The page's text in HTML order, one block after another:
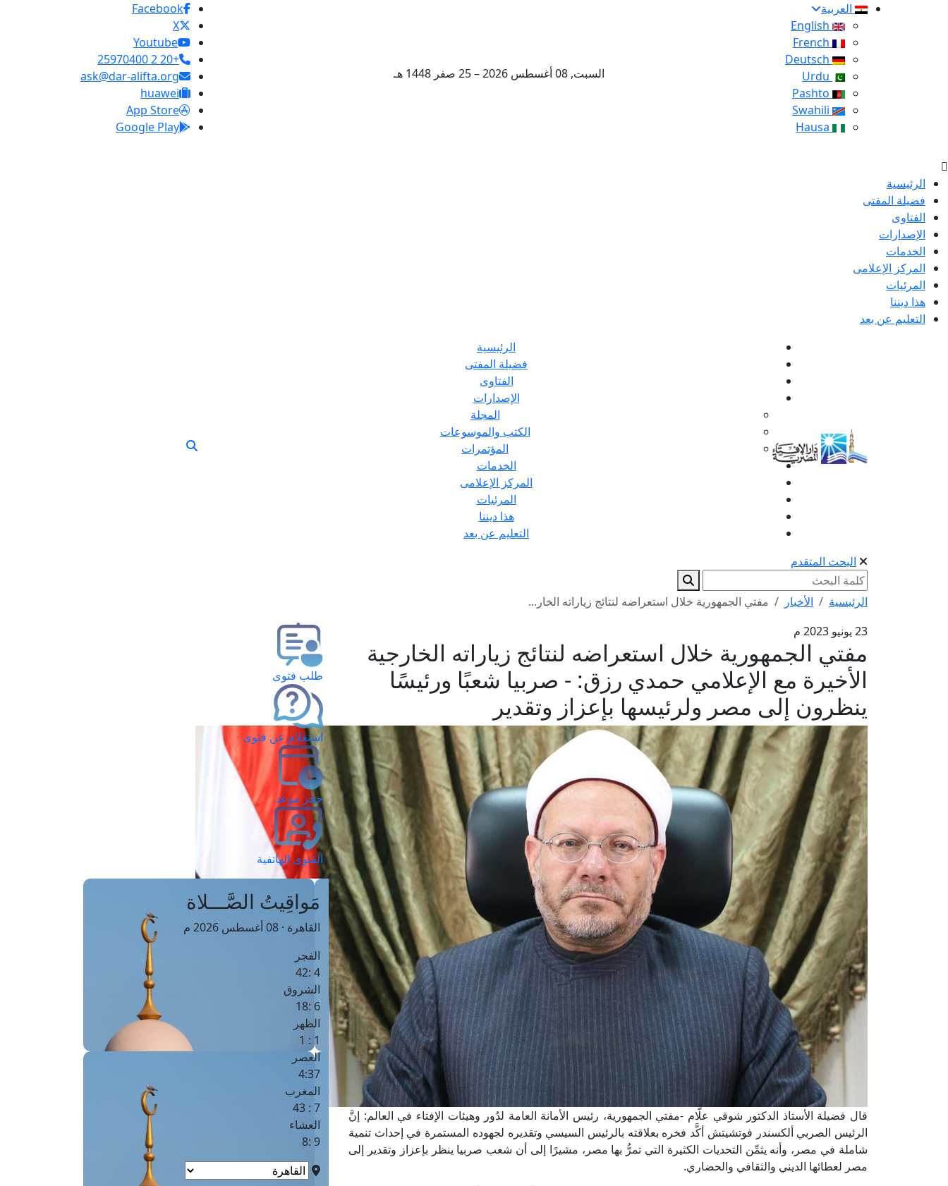
العربية
السبت, 08 أغسطس 2026 – 25 صفر 1448 هـ
Facebook
X
Youtube
+20 2 25970400
ask@dar-alifta.org
huawei
App Store
Google Play
الرئيسية
فضيلة المفتى
الفتاوى
الإصدارات
الخدمات
المركز الإعلامى
المرئيات
هذا ديننا
التعليم عن بعد
الرئيسية
فضيلة المفتى
الفتاوى
الإصدارات
المجلة
الكتب والموسوعات
المؤتمرات
الخدمات
المركز الإعلامى
المرئيات
هذا ديننا
التعليم عن بعد
البحث المتقدم
الرئيسية الأخبار
مفتي الجمهورية خلال استعراضه لنتائج زياراته الخار...
23 يونيو 2023 م
مفتي الجمهورية خلال استعراضه لنتائج زياراته الخارجية
الأخيرة مع الإعلامي حمدي رزق: - صربيا شعبًا ورئيسًا
ينظرون إلى مصر ولرئيسها بإعزاز وتقدير
قال فضيلة الأستاذ الدكتور شوقي علَّام -مفتي الجمهورية، رئيس الأمانة العامة لدُور وهيئات الإفتاء في العالم: إنَّ
الرئيس الصربي ألكسندر فوتشيتش أكَّد فخره بعلاقته بالرئيس السيسي وتقديره لجهوده المستمرة في إحداث تنمية
شاملة في مصر، وأنه يثمِّن التحديات الكثيرة التي تمرُّ بها مصر، مشيرًا إلى أن شعب صربيا ينظر بإعزاز وتقدير إلى
مصر لعطائها الديني والثقافي والحضاري.
طلب فتوى
استعلام عن فتوى
حجز موعد
الفتوى الهاتفية
مَواقِيتُ الصَّـــلاة
القاهرة · 08 أغسطس 2026 م
الفجر
4 :42
الشروق
6 :18
الظهر
1 : 1
العصر
4:37
المغرب
7 : 43
العشاء
9 :8